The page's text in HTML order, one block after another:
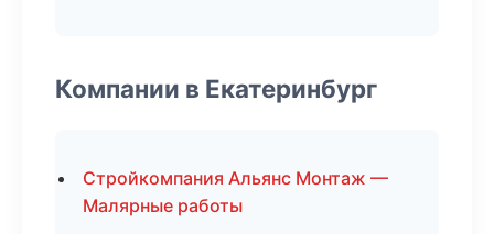
Компании в Екатеринбург
Стройкомпания Альянс Монтаж —
Малярные работы